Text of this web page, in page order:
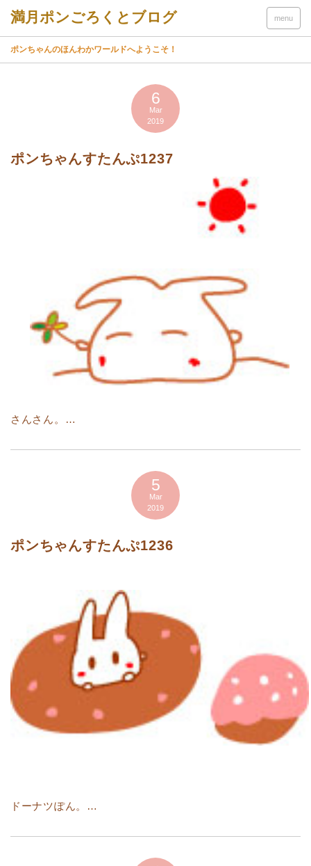
menu
ポンちゃんのほんわかワールドへようこそ！
6
Mar
2019
ポンちゃんすたんぷ1237
さんさん。…
5
Mar
2019
ポンちゃんすたんぷ1236
ドーナツぽん。…